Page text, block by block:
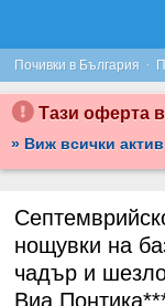
Почивки в България ·
Тази оферта
» Виж всички
нощувки на
чадър и
Виа